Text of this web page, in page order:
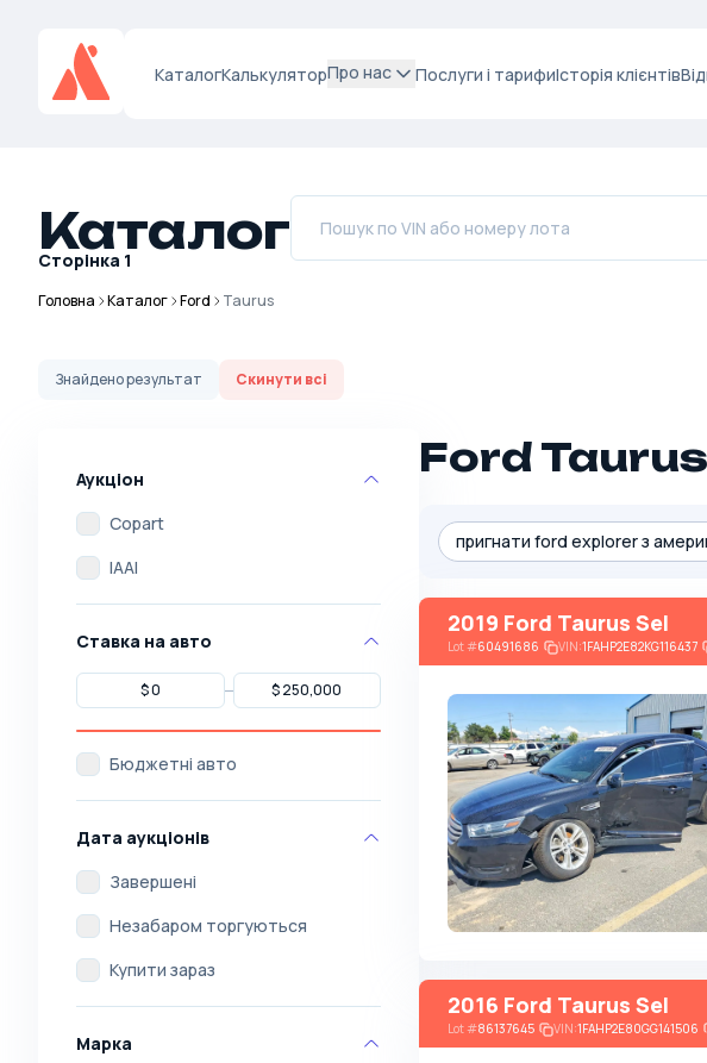
КаталогКалькуляторПро нас Послуги і тарифиІсторія клієнтів
Каталог
Сторінка 1
Головна Каталог Ford Taurus
Знайденорезультат Скинути всі
Аукціон
Copart
IAAI
Ставка на авто
Бюджетні авто
Дата аукціонів
Завершені
Незабаром торгуються
Купити зараз
Марка
Ford
пригнати ford explorer з
2019 Ford Taurus Sel
Lot#60491686 VIN:1FAHP2E82KG116437
2016 Ford Taurus Sel
Lot#86137645 VIN:1FAHP2E80GG141506